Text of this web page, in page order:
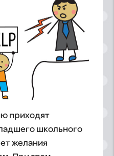
приходят
школьного
желания